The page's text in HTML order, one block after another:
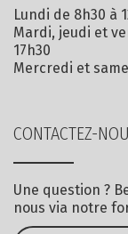
Lundi de 8h30 à
Mardi, jeudi et
17h30
Mercredi et
CONTACTEZ-
Une question ?
nous via notre